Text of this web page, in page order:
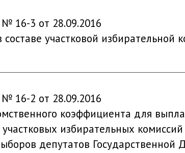
16-3 от 28.09.2016
участковой
16-2 от 28.09.2016
коэффициента для
избирательных
депутатов